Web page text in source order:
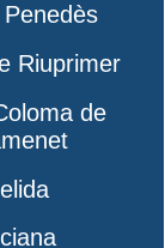
Riuprimer
de